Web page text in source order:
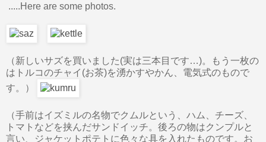
.....Here are some photos.
（新しいサズを買いました(実は三本目です…)。もう一枚の
はトルコのチャイ(お茶)を湧かすやかん、電気式のもので
す。）
（手前はイズミルの名物でクムルという、ハム、チーズ、
トマトなどを挟んだサンドイッチ。後ろの物はクンプルと
言い、ジャケットポテトに色々な具を入れたものです。お